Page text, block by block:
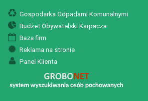
Gospodarka Odpadami Komunalnymi
Budżet Obywatelski Karpacza
Baza firm
Reklama na stronie
Panel Klienta